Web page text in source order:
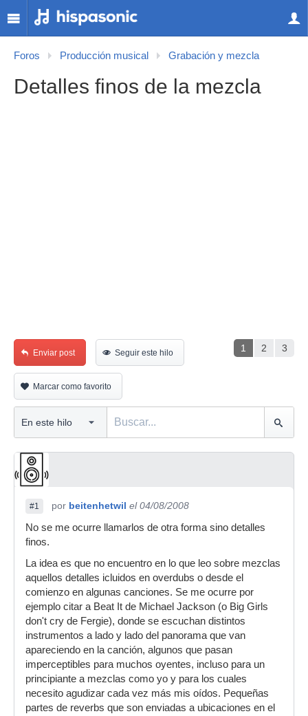
Foros Producción musical Grabación y mezcla
Detalles finos de la mezcla
1 2 3
Enviar post Seguir este hilo
Marcar como favorito
#1 por beitenhetwil el 04/08/2008
No se me ocurre llamarlos de otra forma sino detalles
finos.
La idea es que no encuentro en lo que leo sobre mezclas
aquellos detalles icluidos en overdubs o desde el
comienzo en algunas canciones. Se me ocurre por
ejemplo citar a Beat It de Michael Jackson (o Big Girls
don't cry de Fergie), donde se escuchan distintos
instrumentos a lado y lado del panorama que van
apareciendo en la canción, algunos que pasan
imperceptibles para muchos oyentes, incluso para un
principiante a mezclas como yo y para los cuales
necesito agudizar cada vez más mis oídos. Pequeñas
partes de reverbs que son enviadas a ubicaciones en el